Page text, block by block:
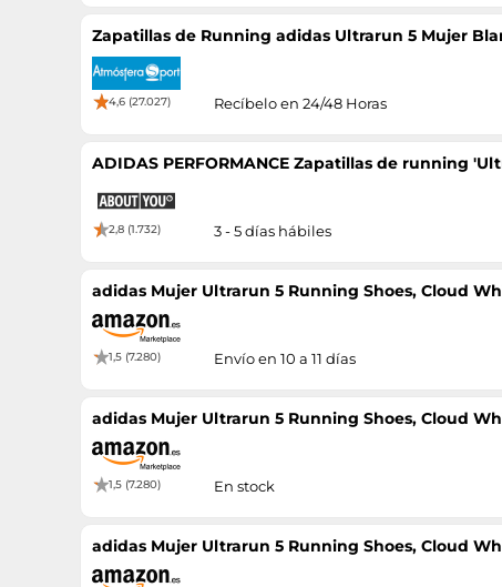
Zapatillas de Running adidas Ultrarun 5 Mujer
4,6 (27.027) Recíbelo en 24/48 Horas
ADIDAS PERFORMANCE Zapatillas de running
2,8 (1.732) 3 - 5 días hábiles
adidas Mujer Ultrarun 5 Running Shoes, Cloud
1,5 (7.280) Envío en 10 a 11 días
adidas Mujer Ultrarun 5 Running Shoes, Cloud
1,5 (7.280) En stock
adidas Mujer Ultrarun 5 Running Shoes, Cloud